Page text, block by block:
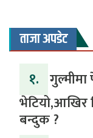
ताजा अपडेट
१.
भेटियो,आखिर
बन्दुक ?